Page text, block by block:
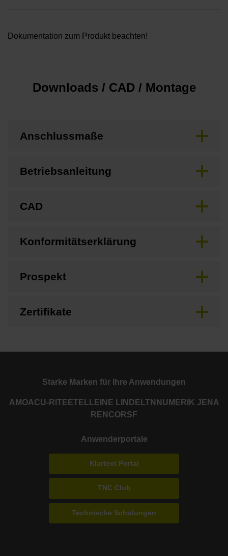
Dokumentation zum Produkt beachten!
Downloads / CAD / Montage
Anschlussmaße
Betriebsanleitung
CAD
Konformitätserklärung
Prospekt
Zertifikate
Starke Marken für Ihre Anwendungen
AMOACU-RITE ETEL LEINE LINDE LTN NUMERIK JENA
RENCORSF
Anwenderportale
Klartext Portal
TNC Club
Technische Schulungen